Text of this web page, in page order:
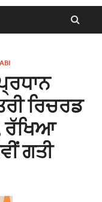
ਰਿਚਰਡ
ਰੱਖਿਆ
ਗਤੀ